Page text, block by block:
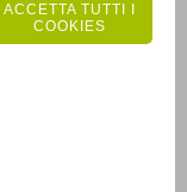
ACCETTA TUTTI I
COOKIES